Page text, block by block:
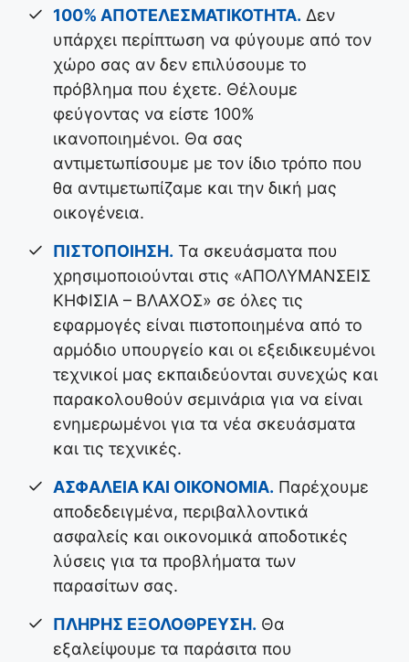
100% ΑΠΟΤΕΛΕΣΜΑΤΙΚΟΤΗΤΑ. Δεν
υπάρχει περίπτωση να φύγουμε από τον
χώρο σας αν δεν επιλύσουμε το
πρόβλημα που έχετε. Θέλουμε
φεύγοντας να είστε 100%
ικανοποιημένοι. Θα σας
αντιμετωπίσουμε με τον ίδιο τρόπο που
θα αντιμετωπίζαμε και την δική μας
οικογένεια.
ΠΙΣΤΟΠΟΙΗΣΗ. Τα σκευάσματα που
χρησιμοποιούνται στις «ΑΠΟΛΥΜΑΝΣΕΙΣ
ΚΗΦΙΣΙΑ – ΒΛΑΧΟΣ» σε όλες τις
εφαρμογές είναι πιστοποιημένα από το
αρμόδιο υπουργείο και οι εξειδικευμένοι
τεχνικοί μας εκπαιδεύονται συνεχώς και
παρακολουθούν σεμινάρια για να είναι
ενημερωμένοι για τα νέα σκευάσματα
και τις τεχνικές.
ΑΣΦΑΛΕΙΑ ΚΑΙ ΟΙΚΟΝΟΜΙΑ. Παρέχουμε
αποδεδειγμένα, περιβαλλοντικά
ασφαλείς και οικονομικά αποδοτικές
λύσεις για τα προβλήματα των
παρασίτων σας.
ΠΛΗΡΗΣ ΕΞΟΛΟΘΡΕΥΣΗ. Θα
εξαλείψουμε τα παράσιτα που